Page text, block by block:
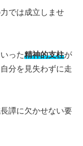
では成立しませ
った精神的支柱が
分を見失わずに走
譚に欠かせない要